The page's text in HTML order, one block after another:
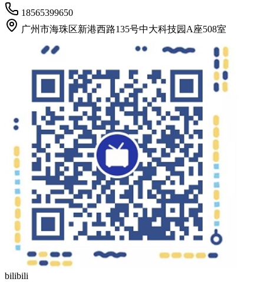
18565399650
广州市海珠区新港西路135号中大科技园A座508室
bilibili